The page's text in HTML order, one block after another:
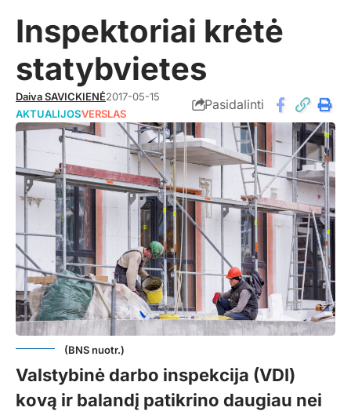
Inspektoriai krėtė
statybvietes
Daiva SAVICKIENĖ2017-05-15
AKTUALIJOSVERSLAS
Pasidalinti
(BNS nuotr.)
Valstybinė darbo inspekcija (VDI)
kovą ir balandį patikrino daugiau nei